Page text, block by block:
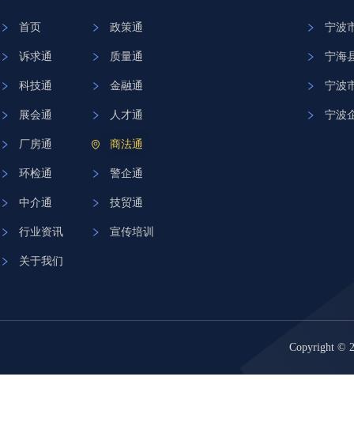
首页 政策通
诉求通 质量通
科技通 金融通
展会通 人才通
厂房通 商法通
环检通 警企通
中介通 技贸通
行业资讯 宣传培训
关于我们
宁波
宁海
宁波
宁波
Copyright ©